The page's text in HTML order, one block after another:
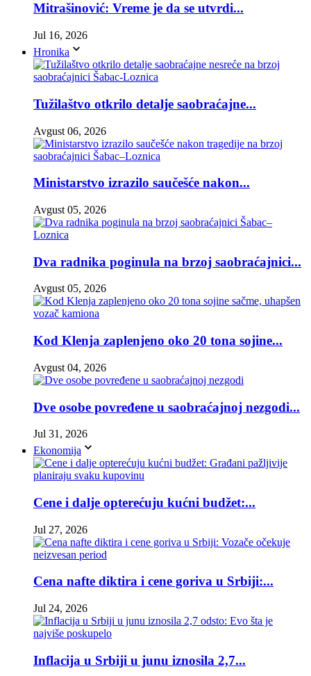
Mitrašinović: Vreme je da se utvrdi...
Jul 16, 2026
Hronika
Tužilaštvo otkrilo detalje saobraćajne...
Avgust 06, 2026
Ministarstvo izrazilo saučešće nakon...
Avgust 05, 2026
Dva radnika poginula na brzoj saobraćajnici...
Avgust 05, 2026
Kod Klenja zaplenjeno oko 20 tona sojine...
Avgust 04, 2026
Dve osobe povređene u saobraćajnoj nezgodi...
Jul 31, 2026
Ekonomija
Cene i dalje opterećuju kućni budžet:...
Jul 27, 2026
Cena nafte diktira i cene goriva u Srbiji:...
Jul 24, 2026
Inflacija u Srbiji u junu iznosila 2,7...